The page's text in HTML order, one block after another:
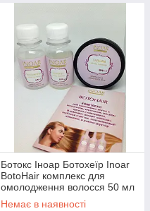
Ботокс Іноар Ботохеїр Inoar
BotoHair комплекс для
омолодження волосся 50 мл
Немає в наявності